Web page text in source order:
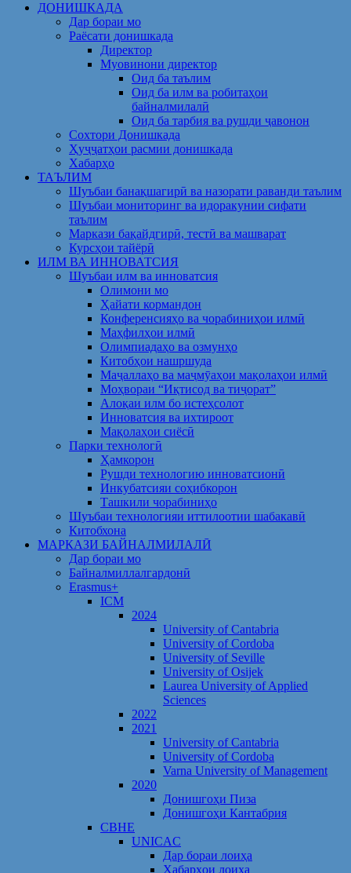
ДОНИШКАДА
Дар бораи мо
Раёсати донишкада
Директор
Муовинони директор
Оид ба таълим
Оид ба илм ва робитаҳои
байналмилалӣ
Оид ба тарбия ва рушди ҷавонон
Сохтори Донишкада
Ҳуҷҷатҳои расмии донишкада
Хабарҳо
ТАЪЛИМ
Шуъбаи банақшагирӣ ва назорати раванди таълим
Шуъбаи мониторинг ва идоракунии сифати
таълим
Маркази бақайдгирӣ, тестӣ ва машварат
Курсҳои тайёрӣ
ИЛМ ВА ИННОВАТСИЯ
Шуъбаи илм ва инноватсия
Олимони мо
Ҳайати кормандон
Конференсияҳо ва чорабиниҳои илмӣ
Маҳфилҳои илмӣ
Олимпиадаҳо ва озмунҳо
Китобҳои нашршуда
Маҷаллаҳо ва маҷмӯаҳои мақолаҳои илмӣ
Моҳвораи “Иқтисод ва тиҷорат”
Алоқаи илм бо истеҳсолот
Инноватсия ва ихтироот
Мақолаҳои сиёсӣ
Парки технологӣ
Ҳамкорон
Рушди технологию инноватсионӣ
Инкубатсияи соҳибкорон
Ташкили чорабиниҳо
Шуъбаи технологияи иттилоотии шабакавӣ
Китобхона
МАРКАЗИ БАЙНАЛМИЛАЛӢ
Дар бораи мо
Байналмиллалгардонӣ
Erasmus+
ICM
2024
University of Cantabria
University of Cordoba
University of Seville
University of Osijek
Laurea University of Applied
Sciences
2022
2021
University of Cantabria
University of Cordoba
Varna University of Management
2020
Донишгоҳи Пиза
Донишгоҳи Кантабрия
CBHE
UNICAC
Дар бораи лоиҳа
Хабарҳои лоиҳа